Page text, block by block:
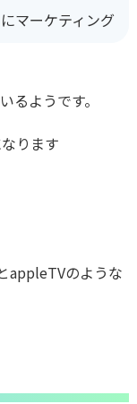
マーケティング
るようです。
ります
appleTVのような